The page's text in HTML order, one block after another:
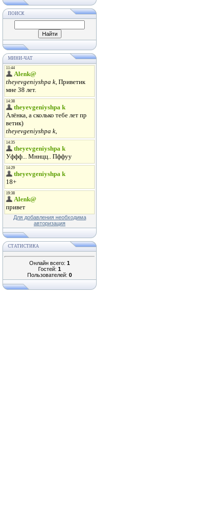
ПОИСК
МИНИ-ЧАТ
Для добавления необходима
авторизация
СТАТИСТИКА
Онлайн всего: 1
Гостей: 1
Пользователей: 0